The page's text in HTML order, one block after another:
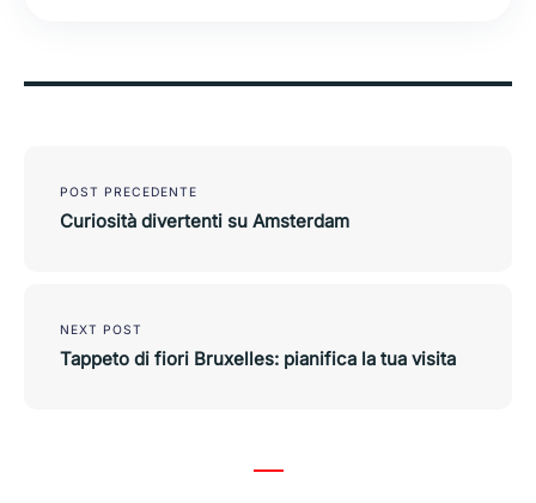
articoli
POST PRECEDENTE
Curiosità divertenti su Amsterdam
NEXT POST
Tappeto di fiori Bruxelles: pianifica la tua visita